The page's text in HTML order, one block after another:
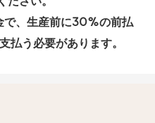
払う必要があります。